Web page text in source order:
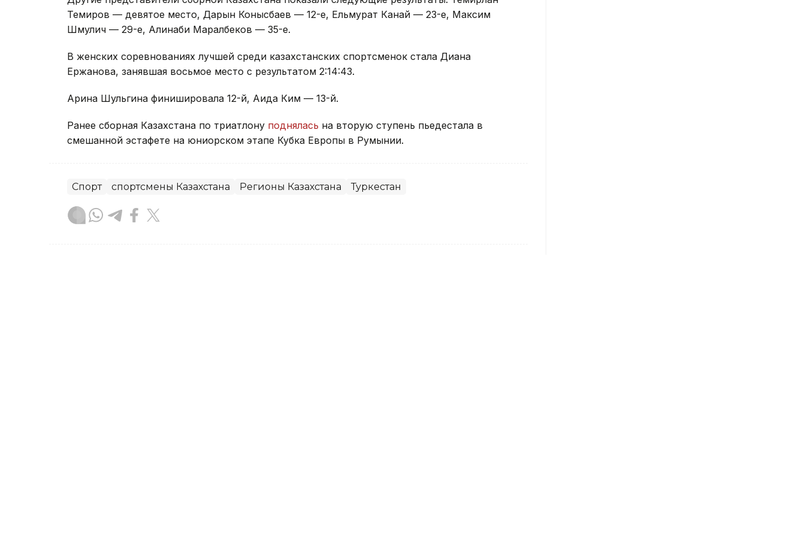
Темиров — девятое место, Дарын Конысбаев — 12-е, Ельмурат Канай — 23-е, Максим
Шмулич — 29-е, Алинаби Маралбеков — 35-е.
В женских соревнованиях лучшей среди казахстанских спортсменок стала Диана
Ержанова, занявшая восьмое место с результатом 2:14:43.
Арина Шульгина финишировала 12-й, Аида Ким — 13-й.
Ранее сборная Казахстана по триатлону поднялась на вторую ступень пьедестала в
смешанной эстафете на юниорском этапе Кубка Европы в Румынии.
Спорт спортсмены Казахстана Регионы Казахстана Туркестан